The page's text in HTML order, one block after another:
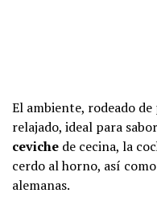
El ambiente, rodeado de
relajado, ideal para
ceviche de cecina, la
cerdo al horno, así
alemanas.